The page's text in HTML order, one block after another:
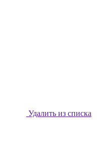
Удалить из списка